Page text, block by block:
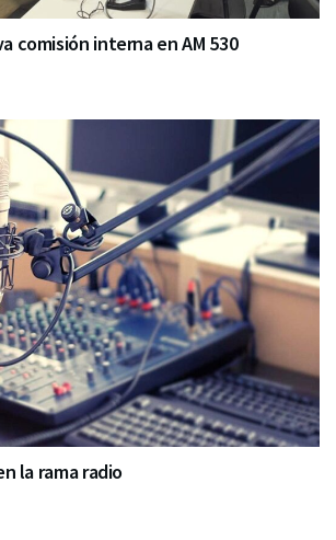
comisión interna en AM 530
la rama radio